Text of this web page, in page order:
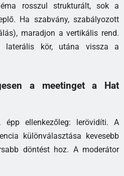
rosszul strukturált, sok a
Ha szabvány, szabályozott
maradjon a vertikális rend.
laterális kör, utána vissza a
a meetinget a Hat
épp ellenkezőleg: lerövidíti. A
különválasztása kevesebb
döntést hoz. A moderátor